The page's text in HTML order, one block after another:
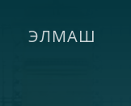
ЭЛМАШ